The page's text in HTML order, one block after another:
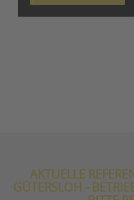
AKTUELLE
GÜTERSLOH -